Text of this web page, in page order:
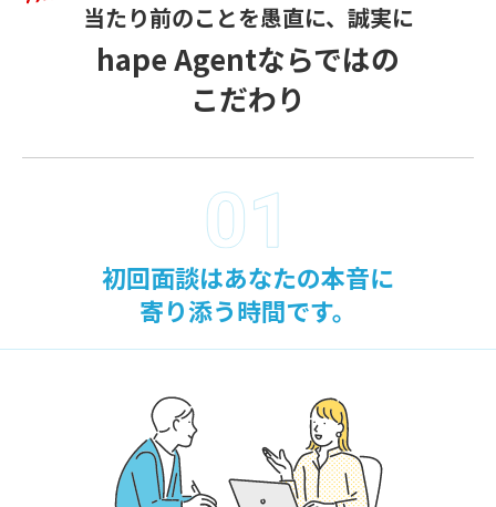
当たり前のことを愚直に、誠実に
hape Agentならではの
こだわり
初回面談はあなたの本音に
寄り添う時間です。